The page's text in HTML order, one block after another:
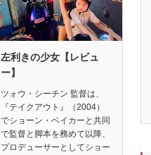
左利きの少女【レビュ
ー】
ツォウ・シーチン 監督は、
『テイクアウト』（2004）
でショーン・ベイカーと共同
で監督と脚本を務めて以降、
プロデューサーとしてショー